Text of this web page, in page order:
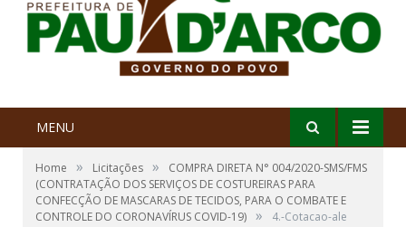
MENU
Home » Licitações »
COMPRA DIRETA N° 004/2020-SMS/FMS
(CONTRATAÇÃO DOS SERVIÇOS DE COSTUREIRAS PARA
CONFECÇÃO DE MASCARAS DE TECIDOS, PARA O COMBATE E
CONTROLE DO CORONAVÍRUS COVID-19) » 4.-Cotacao-ale